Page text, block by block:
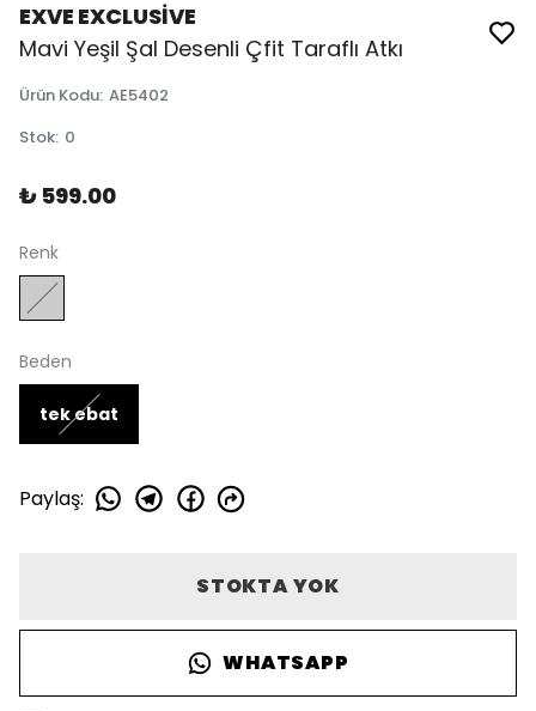
EXVE EXCLUSİVE
Mavi Yeşil Şal Desenli Çfit Taraflı Atkı
Ürün Kodu: AE5402
Stok: 0
₺ 599.00
Renk
Beden
tek ebat
Paylaş:
STOKTA YOK
WHATSAPP